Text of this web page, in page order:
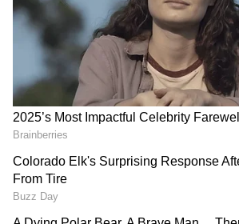
తీసుకోవాలని కోర్టు సూచించింది.
కలిగించాలనే ఉద్దేశంతో తీసుకునే కొన్ని
అనుకోకుండా వారి కెరీర్‌కు అడ్డంకిగా
ఉంటుందని ధర్మాసనం పేర్కొంది.
గూగుల్‌లో ఆసక్తికరమైన సమాచారం కోసం